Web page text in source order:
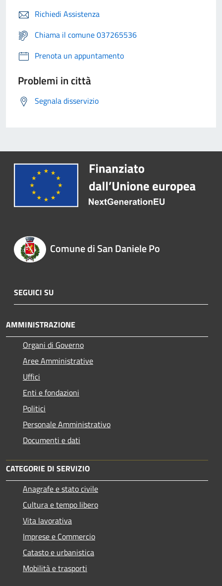
Richiedi Assistenza
Chiama il comune 037265536
Prenota un appuntamento
Problemi in città
Segnala disservizio
Comune di San Daniele Po
SEGUICI SU
AMMINISTRAZIONE
Organi di Governo
Aree Amministrative
Uffici
Enti e fondazioni
Politici
Personale Amministrativo
Documenti e dati
CATEGORIE DI SERVIZIO
Anagrafe e stato civile
Cultura e tempo libero
Vita lavorativa
Imprese e Commercio
Catasto e urbanistica
Mobilità e trasporti